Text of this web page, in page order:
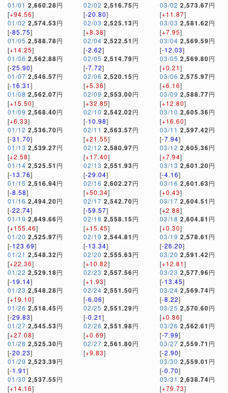
01/01 2,660.28円
[+94.56]
01/02 2,574.53円
[-85.75]
01/05 2,588.78円
[+14.25]
01/06 2,562.88円
[-25.90]
01/07 2,546.57円
[-16.31]
01/08 2,562.07円
[+15.50]
01/09 2,568.40円
[+6.33]
01/12 2,536.70円
[-31.70]
01/13 2,539.27円
[+2.58]
01/14 2,525.51 円
[-13.76]
01/15 2,516.94円
[-8.58]
01/16 2,494.20円
[-22.74]
01/19 2,649.66円
[+155.46]
01/20 2,525.97円
[-123.69]
01/21 2,548.32円
[+22.36]
01/22 2,529.18円
[-19.14]
01/23 2,548.28円
[+19.10]
01/26 2,518.45円
[-29.83]
01/27 2,545.53円
[+27.08]
01/28 2,525.30円
[-20.23]
01/29 2,523.39円
[-1.91]
01/30 2,537.55円
[+14.16]
02/02 2,516.75円
[-20.80]
02/03 2,525.13円
[+8.38]
02/04 2,522.51 円
[-2.62]
02/05 2,514.79円
[-7.72]
02/06 2,520.15円
[+5.36]
02/09 2,553.00円
[+32.85]
02/10 2,542.02円
[-10.98]
02/11 2,563.57円
[+21.55]
02/12 2,580.97円
[+17.40]
02/13 2,551.93円
[-29.04]
02/16 2,602.27円
[+50.34]
02/17 2,542.70円
[-59.57]
02/18 2,558.15円
[+15.45]
02/19 2,544.81 円
[-13.34]
02/20 2,555.63円
[+10.82]
02/23 2,557.56円
[+1.93]
02/24 2,551.50円
[-6.06]
02/25 2,551.29円
[-0.21]
02/26 2,551.98円
[+0.69]
02/27 2,561.80円
[+9.83]
03/02 2,573.67円
[+11.87]
03/03 2,581.62円
[+7.95]
03/04 2,569.59円
[-12.03]
03/05 2,569.80円
[+0.21]
03/06 2,575.97円
[+6.16]
03/09 2,588.77円
[+12.80]
03/10 2,605.36円
[+16.60]
03/11 2,597.42円
[-7.94]
03/12 2,605.36円
[+7.94]
03/13 2,601.20円
[-4.16]
03/16 2,601.63円
[+0.43]
03/17 2,604.51 円
[+2.88]
03/18 2,604.81 円
[+0.30]
03/19 2,578.61 円
[-26.20]
03/20 2,591.42円
[+12.81]
03/23 2,577.96円
[-13.45]
03/24 2,569.74円
[-8.22]
03/25 2,570.60円
[+0.86]
03/26 2,562.61 円
[-7.99]
03/27 2,559.71 円
[-2.90]
03/30 2,559.01 円
[-0.70]
03/31 2,638.74円
[+79.73]